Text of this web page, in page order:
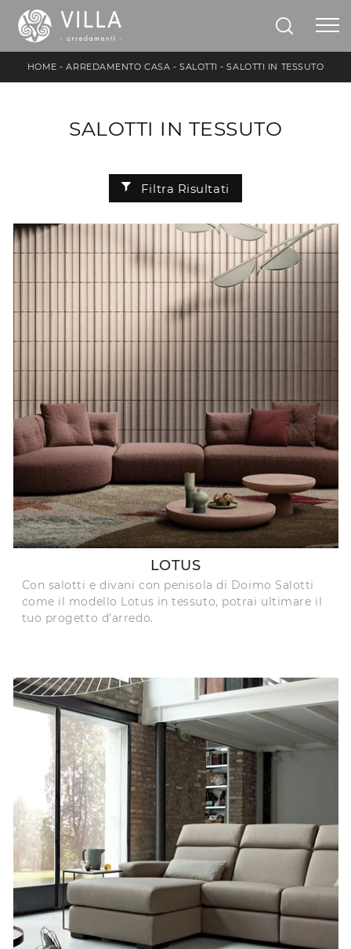
HOME -ARREDAMENTO CASA - SALOTTI -SALOTTI IN TESSUTO
SALOTTI IN TESSUTO
Filtra Risultati
LOTUS
Con salotti e divani con penisola di Doimo Salotti
come il modello Lotus in tessuto, potrai ultimare il
tuo progetto d'arredo.